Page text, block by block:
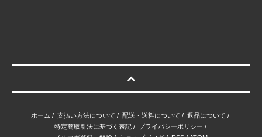
ホーム / 支払い方法について / 配送・送料について / 返品について /
特定商取引法に基づく表記/ プライバシーポリシー /